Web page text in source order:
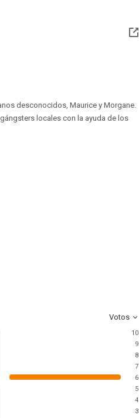
desconocidos, Maurice y Morgane.
locales con la ayuda de los
Votos
10
9
8
7
6
5
4
3